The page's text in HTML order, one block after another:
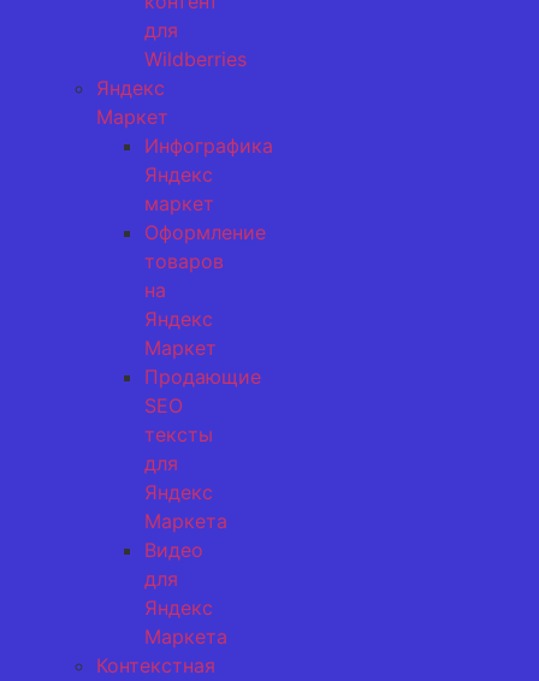
для
Wildberries
Яндекс
Маркет
Инфографика
Яндекс
маркет
Оформление
товаров
на
Яндекс
Маркет
Продающие
SEO
тексты
для
Яндекс
Маркета
Видео
для
Яндекс
Маркета
Контекстная